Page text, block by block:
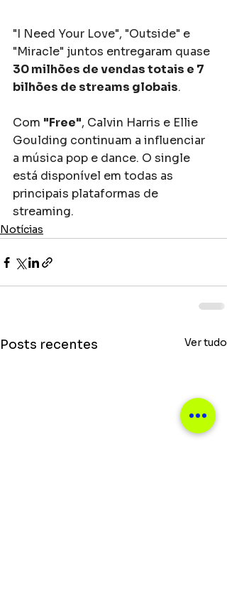
"I Need Your Love", "Outside" e
"Miracle" juntos entregaram quase
30 milhões de vendas totais e 7
bilhões de streams globais.
Com "Free", Calvin Harris e Ellie
Goulding continuam a influenciar
a música pop e dance. O single
está disponível em todas as
principais plataformas de
streaming.
Notícias
Posts recentes Ver tudo